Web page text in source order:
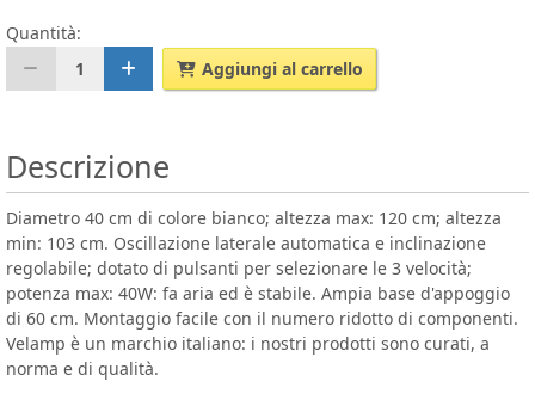
Quantità:
1
Aggiungi al carrello
Descrizione
Diametro 40 cm di colore bianco; altezza max: 120 cm; altezza
min: 103 cm. Oscillazione laterale automatica e inclinazione
regolabile; dotato di pulsanti per selezionare le 3 velocità;
potenza max: 40W: fa aria ed è stabile. Ampia base d'appoggio
di 60 cm. Montaggio facile con il numero ridotto di componenti.
Velamp è un marchio italiano: i nostri prodotti sono curati, a
norma e di qualità.